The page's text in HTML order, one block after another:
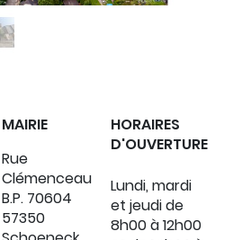
MAIRIE
Rue
Clémenceau
B.P. 70604
57350
HORAIRES
D'OUVERTURE
Lundi, mardi
et jeudi de
8h00 à 12h00